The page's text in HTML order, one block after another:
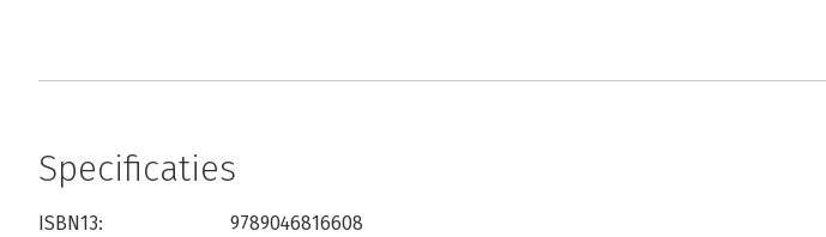
Specificaties
ISBN13:
9789046816608